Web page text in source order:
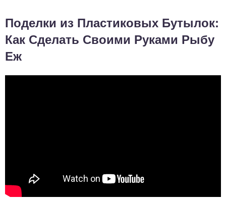
Поделки из Пластиковых Бутылок:
Как Сделать Своими Руками Рыбу
Еж